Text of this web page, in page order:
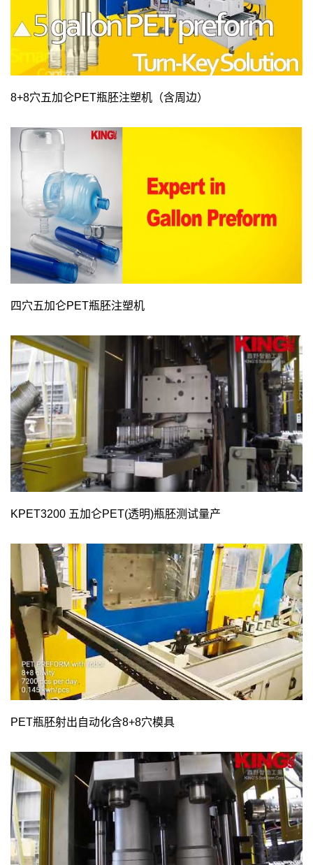
8+8穴五加仑PET瓶胚注塑机（含周边）
四穴五加仑PET瓶胚注塑机
KPET3200 五加仑PET(透明)瓶胚测试量产
PET瓶胚射出自动化含8+8穴模具